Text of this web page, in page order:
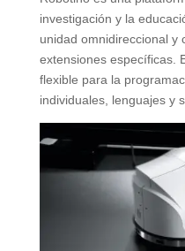
investigación y la
unidad omnidireccional y
extensiones específicas.
flexible para la
individuales, lenguajes y